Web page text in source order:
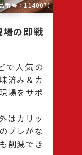
番号：114007）
の即戦
で人気の
済み＆カ
場をサポ
はカリッ
ブレがな
削減でき